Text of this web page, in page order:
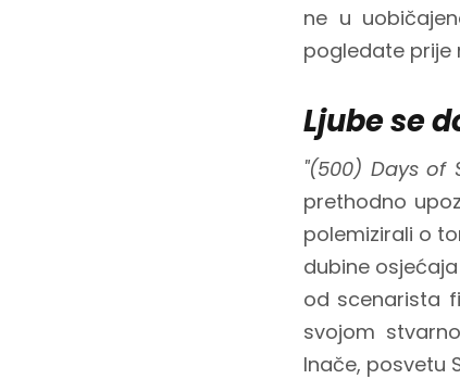
ne u
pogledate prije
Ljube se
"(500) Days of
prethodno
polemizirali o
dubine
od scenarista
svojom
Inače, posvetu